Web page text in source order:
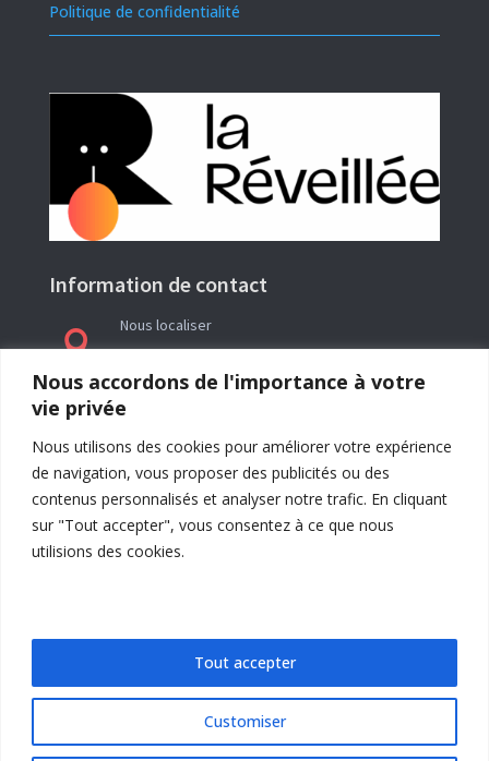
Nous accordons de l'importance à votre
vie privée
Nous utilisons des cookies pour améliorer votre expérience
de navigation, vous proposer des publicités ou des
contenus personnalisés et analyser notre trafic. En cliquant
sur "Tout accepter", vous consentez à ce que nous
utilisions des cookies.
Customiser
Tout accepter
Politique de confidentialité
Information de contact

Nous localiser
Le siège social de l’association La Réveillée se
trouve en Ariège (09) à l’adresse : Rieutailhol –
09290 Gabre